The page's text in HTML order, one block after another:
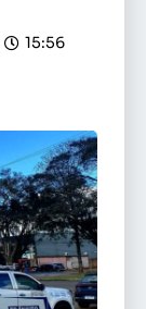
15:56